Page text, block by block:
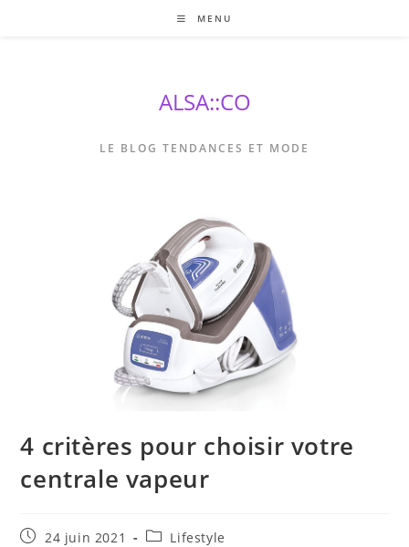
MENU
ALSA::CO
LE BLOG TENDANCES ET MODE
4 critères pour choisir votre
centrale vapeur
Publication
24 juin 2021
PostLifestyle